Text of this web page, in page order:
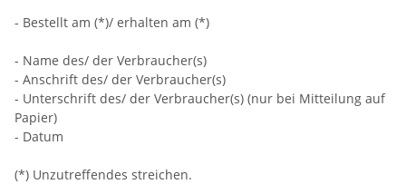
- Bestellt am (*)/ erhalten am (*)
- Name des/ der Verbraucher(s)
- Anschrift des/ der Verbraucher(s)
- Unterschrift des/ der Verbraucher(s) (nur bei Mitteilung auf
Papier)
- Datum
(*) Unzutreffendes streichen.